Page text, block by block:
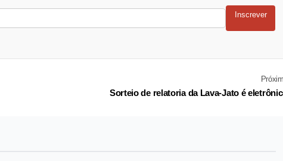
Inscrever
Sorteio de relatoria da Lava-Jato é